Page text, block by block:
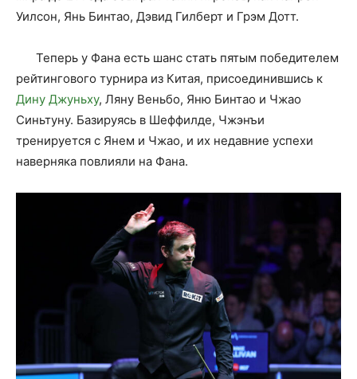
Уилсон, Янь Бинтао, Дэвид Гилберт и Грэм Дотт.
Теперь у Фана есть шанс стать пятым победителем
рейтингового турнира из Китая, присоединившись к
Дину Джуньху, Ляну Веньбо, Яню Бинтао и Чжао
Синьтуну. Базируясь в Шеффилде, Чжэнъи
тренируется с Янем и Чжао, и их недавние успехи
наверняка повлияли на Фана.